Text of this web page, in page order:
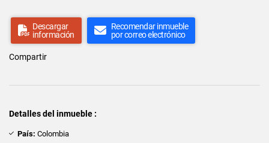
Descargar
información
Recomendar inmueble
por correo electrónico
Compartir
Detalles del inmueble :
País: Colombia